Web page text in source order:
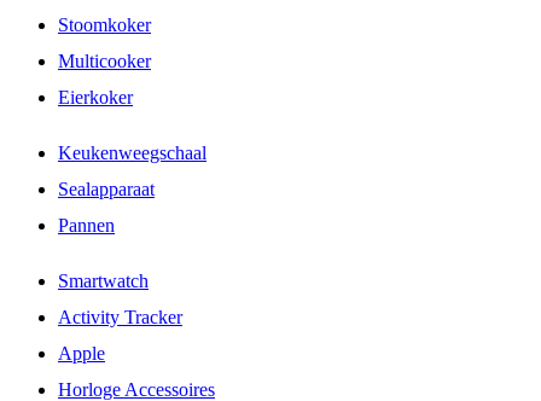
Stoomkoker
Multicooker
Eierkoker
Keukenweegschaal
Sealapparaat
Pannen
Smartwatch
Activity Tracker
Apple
Horloge Accessoires